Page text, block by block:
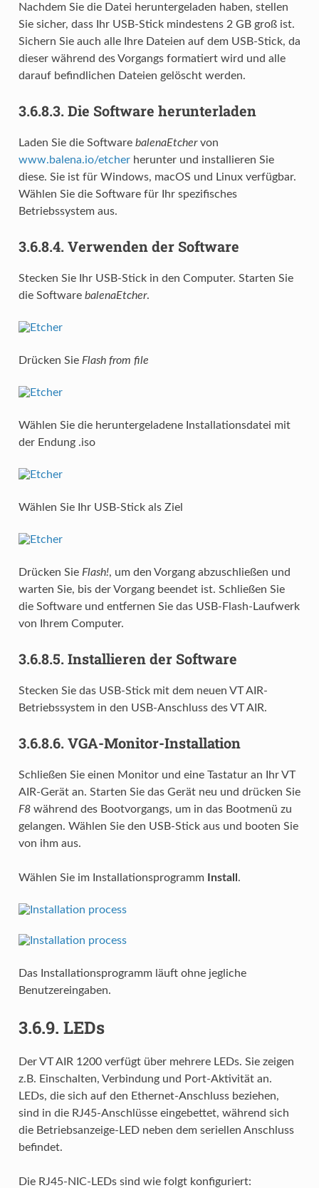
Nachdem Sie die Datei heruntergeladen haben, stellen
Sie sicher, dass Ihr USB-Stick mindestens 2 GB groß ist.
Sichern Sie auch alle Ihre Dateien auf dem USB-Stick, da
dieser während des Vorgangs formatiert wird und alle
darauf befindlichen Dateien gelöscht werden.
3.6.8.3. Die Software herunterladen
Laden Sie die Software balenaEtchervon
www.balena.io/etcherherunter und installieren Sie
diese. Sie ist für Windows, macOS und Linux verfügbar.
Wählen Sie die Software für Ihr spezifisches
Betriebssystem aus.
3.6.8.4. Verwenden der Software
Stecken Sie Ihr USB-Stick in den Computer. Starten Sie
die Software balenaEtcher.
Drücken Sie Flash from file
Wählen Sie die heruntergeladene Installationsdatei mit
der Endung .iso
Wählen Sie Ihr USB-Stick als Ziel
Drücken Sie Flash!, um den Vorgang abzuschließen und
warten Sie, bis der Vorgang beendet ist. Schließen Sie
die Software und entfernen Sie das USB-Flash-Laufwerk
von Ihrem Computer.
3.6.8.5. Installieren der Software
Stecken Sie das USB-Stick mit dem neuen VT AIR-
Betriebssystem in den USB-Anschluss des VT AIR.
3.6.8.6. VGA-Monitor-Installation
Schließen Sie einen Monitor und eine Tastatur an Ihr VT
AIR-Gerät an. Starten Sie das Gerät neu und drücken Sie
F8während des Bootvorgangs, um in das Bootmenü zu
gelangen. Wählen Sie den USB-Stick aus und booten Sie
von ihm aus.
Wählen Sie im Installationsprogramm Install .
Das Installationsprogramm läuft ohne jegliche
Benutzereingaben.
3.6.9. LEDs
Der VT AIR 1200 verfügt über mehrere LEDs. Sie zeigen
z.B. Einschalten, Verbindung und Port-Aktivität an.
LEDs, die sich auf den Ethernet-Anschluss beziehen,
sind in die RJ45-Anschlüsse eingebettet, während sich
die Betriebsanzeige-LED neben dem seriellen Anschluss
befindet.
Die RJ45-NIC-LEDs sind wie folgt konfiguriert: